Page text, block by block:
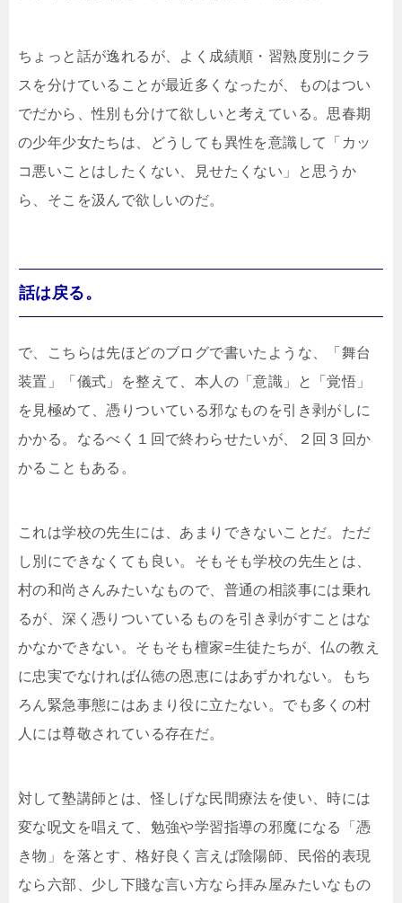
ちょっと話が逸れるが、よく成績順・習熟度別にクラ
スを分けていることが最近多くなったが、ものはつい
でだから、性別も分けて欲しいと考えている。思春期
の少年少女たちは、どうしても異性を意識して「カッ
コ悪いことはしたくない、見せたくない」と思うか
ら、そこを汲んで欲しいのだ。
話は戻る。
で、こちらは先ほどのブログで書いたような、「舞台
装置」「儀式」を整えて、本人の「意識」と「覚悟」
を見極めて、憑りついている邪なものを引き剥がしに
かかる。なるべく１回で終わらせたいが、２回３回か
かることもある。
これは学校の先生には、あまりできないことだ。ただ
し別にできなくても良い。そもそも学校の先生とは、
村の和尚さんみたいなもので、普通の相談事には乗れ
るが、深く憑りついているものを引き剥がすことはな
かなかできない。そもそも檀家=生徒たちが、仏の教え
に忠実でなければ仏徳の恩恵にはあずかれない。もち
ろん緊急事態にはあまり役に立たない。でも多くの村
人には尊敬されている存在だ。
対して塾講師とは、怪しげな民間療法を使い、時には
変な呪文を唱えて、勉強や学習指導の邪魔になる「憑
き物」を落とす、格好良く言えば陰陽師、民俗的表現
なら六部、少し下賤な言い方なら拝み屋みたいなもの